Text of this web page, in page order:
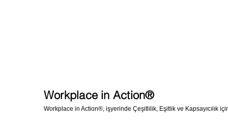
Workplace in Action®
Workplace in Action®, işyerinde Çeşitlilik, Eşitlik ve Kapsayıcılık